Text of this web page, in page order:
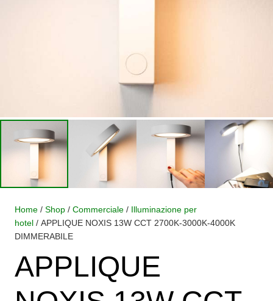
Home / Shop / Commerciale / Illuminazione per
hotel / APPLIQUE NOXIS 13W CCT 2700K-3000K-4000K
DIMMERABILE
APPLIQUE